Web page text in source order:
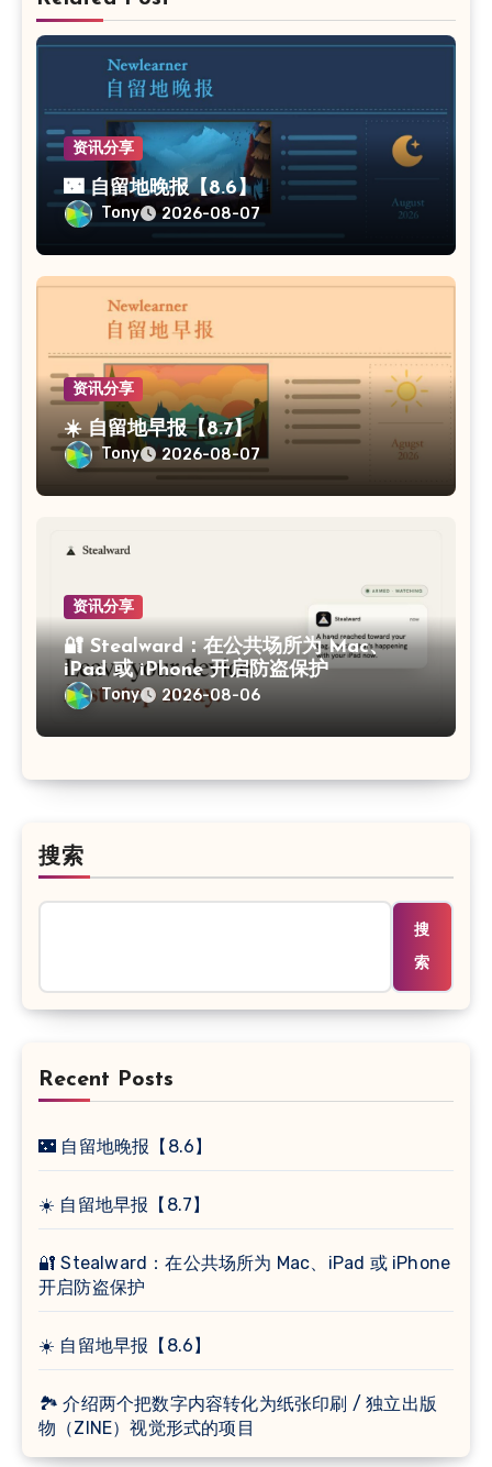
资讯分享
🌃 自留地晚报【8.6】
Tony 2026-08-07
资讯分享
☀️ 自留地早报【8.7】
Tony 2026-08-07
资讯分享
🔐 Stealward：在公共场所为 Mac、
iPad 或 iPhone 开启防盗保护
Tony 2026-08-06
搜索
搜
索
Recent Posts
🌃 自留地晚报【8.6】
☀️ 自留地早报【8.7】
🔐 Stealward：在公共场所为 Mac、iPad 或 iPhone
开启防盗保护
☀️ 自留地早报【8.6】
🏞 介绍两个把数字内容转化为纸张印刷 / 独立出版
物（ZINE）视觉形式的项目